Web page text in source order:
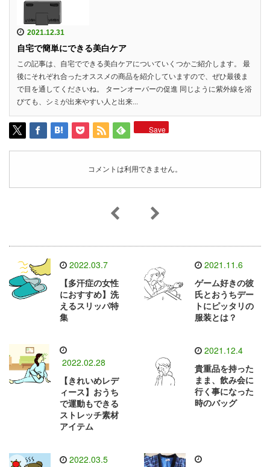
2021.12.31
自宅で簡単にできる美白ケア
この記事は、自宅でできる美白ケアについていくつかご紹介します。 最
後にそれぞれ合ったオススメの商品を紹介していますので、ぜひ最後ま
で目を通してくださいね。 ターンオーバーの促進 同じように紫外線を浴
びても、シミが出来やすい人と出来...
Save
コメントは利用できません。
2022.03.7
【多汗症の女性
におすすめ】洗
えるスリッパ特
集
2021.11.6
ゲーム好きの彼
氏とおうちデー
トにピッタリの
服装とは？
2022.02.28
【きれいめレデ
ィース】おうち
で運動もできる
ストレッチ素材
アイテム
2021.12.4
貴重品を持った
まま、飲み会に
行く事になった
時のバッグ
2022.03.5